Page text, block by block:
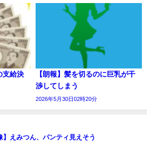
支給決
【朗報】髪を切るのに巨乳が干
渉してしまう
2026年5月30日02時20分
】えみつん、パンティ見えそう